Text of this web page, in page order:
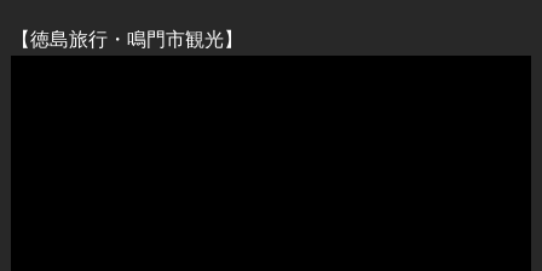
【徳島旅行・鳴門市観光】